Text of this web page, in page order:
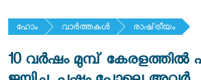
ഹോം വാര്‍ത്തകള്‍ രാഷ്‌ട്രീയം
10 വർഷം മുമ്പ്